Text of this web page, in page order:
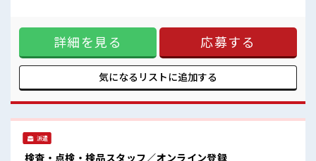
車・バイク・自転車通勤OK！
工場近くに駐車場があります！
でヤリガイ抜群★ 《未経験の方も大カンゲイ*》 新しいこと
にチャレンジするのは不安だけど、 しっかり働く環境が整っ
ています！ イチからスキルUP・ステップUP目指していきま
しょう！ 《うれしい土日やすみ*》 前もって予定がたてやす
い土日休み！ プライベートも充実しそう♪ ■職場の雰囲気 幅
広い年代の方がカツヤク中★ 空調完備でカイテキに働ける♪
で事前の準備は不要です◎ 車・バイク・自転車通勤OK！ 工
場近くに駐車場があります！
詳細を見る 応募する
気になるリストに追加する
派遣
検査・点検・検品スタッフ／オンライン登録